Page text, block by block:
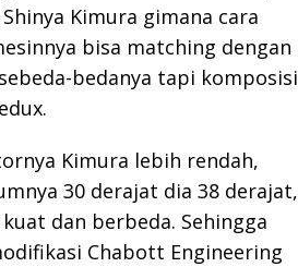
Kimura gimana cara
bisa matching dengan
bedanya tapi komposisi
Kimura lebih rendah,
30 derajat dia 38 derajat,
dan berbeda. Sehingga
Chabott Engineering